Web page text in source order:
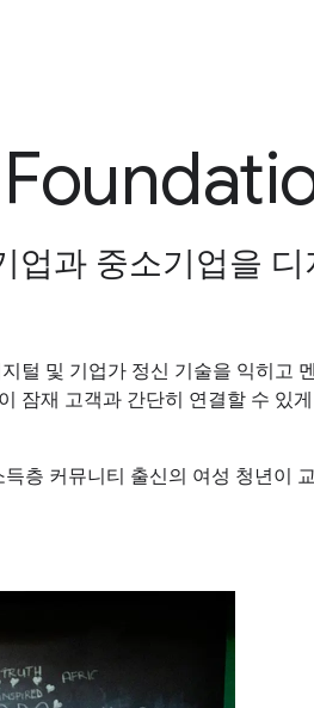
업과 중소기업을
털 및 기업가 정신 기술을 익히고
잠재 고객과 간단히 연결할 수 있
층 커뮤니티 출신의 여성 청년이